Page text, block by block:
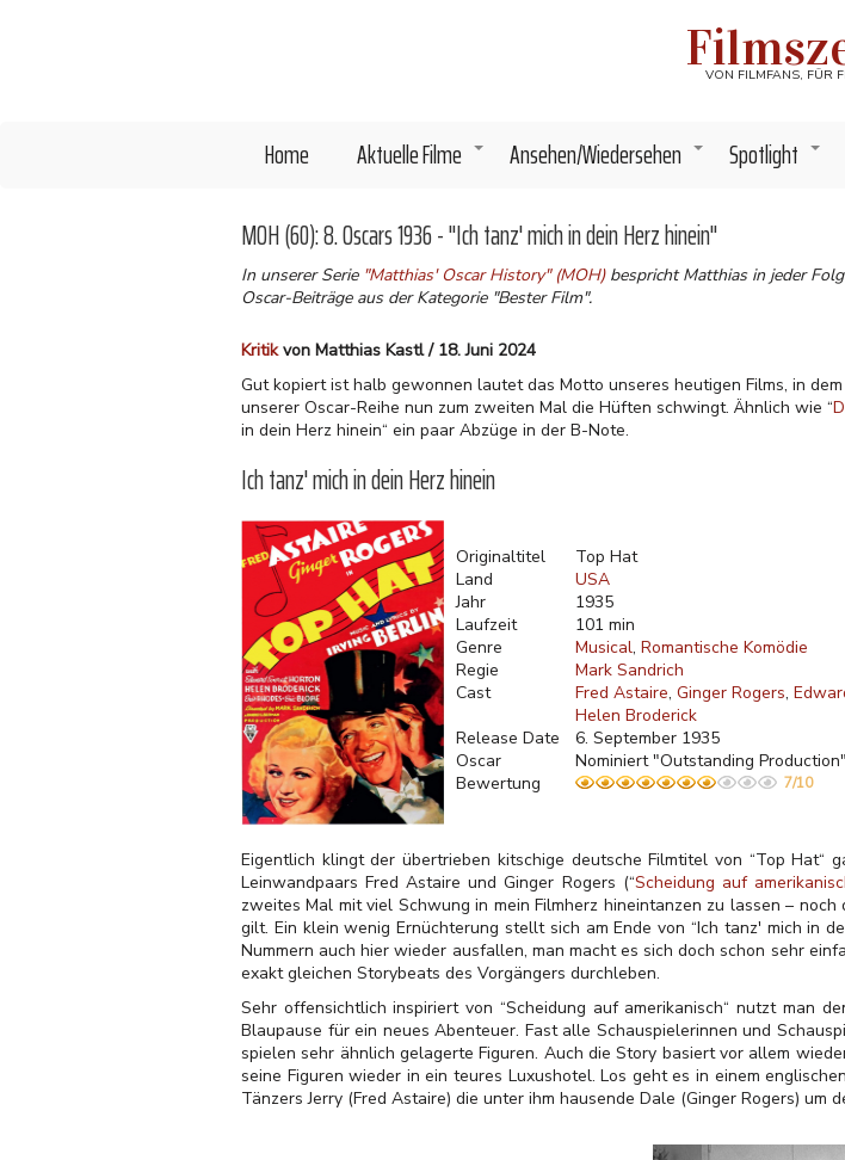
VON FILMFANS, FÜR
Home +
Aktuelle Filme +
Ansehen/Wiedersehen +
Spotlight
MOH (60): 8. Oscars 1936 - "Ich tanz' mich in dein Herz hinein"
In unserer Serie "Matthias' Oscar History" (MOH)bespricht Matthias in jeder
Oscar-Beiträge aus der Kategorie "Bester Film".
Kritikvon Matthias Kastl / 18. Juni 2024
Gut kopiert ist halb gewonnen lautet das Motto unseres heutigen Films, in
unserer Oscar-Reihe nun zum zweiten Mal die Hüften schwingt. Ähnlich wie “
in dein Herz hinein“ ein paar Abzüge in der B-Note.
Ich tanz' mich in dein Herz hinein
Originaltitel
Top Hat
Land
USA
Jahr
1935
Laufzeit
101 min
Genre
Musical Romantische Komödie
Regie
Mark Sandrich
Cast
Fred Astaire Ginger Rogers
Helen Broderick
Release Date
6. September 1935
Oscar
Nominiert "Outstanding Production"
Bewertung
7/10
Eigentlich klingt der übertrieben kitschige deutsche Filmtitel von “Top
Leinwandpaars Fred Astaire und Ginger Rogers (“Scheidung auf
zweites Mal mit viel Schwung in mein Filmherz hineintanzen zu lassen –
gilt. Ein klein wenig Ernüchterung stellt sich am Ende von “Ich tanz' mich in
Nummern auch hier wieder ausfallen, man macht es sich doch schon sehr
exakt gleichen Storybeats des Vorgängers durchleben.
Sehr offensichtlich inspiriert von “Scheidung auf amerikanisch“ nutzt man
Blaupause für ein neues Abenteuer. Fast alle Schauspielerinnen und
spielen sehr ähnlich gelagerte Figuren. Auch die Story basiert vor allem
seine Figuren wieder in ein teures Luxushotel. Los geht es in einem
Tänzers Jerry (Fred Astaire) die unter ihm hausende Dale (Ginger Rogers) um